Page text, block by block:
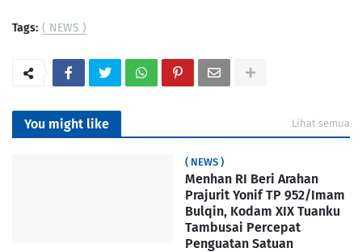
Tags: ( NEWS )
You might like Lihat semua
( NEWS )
Menhan RI Beri Arahan
Prajurit Yonif TP 952/Imam
Bulqin, Kodam XIX Tuanku
Tambusai Percepat
Penguatan Satuan